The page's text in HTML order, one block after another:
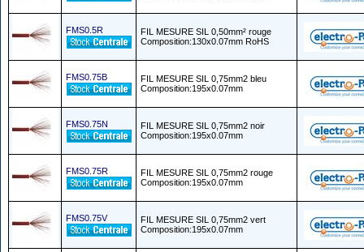
FMS0.5R
FIL MESURE SIL 0,50mm² rouge
Composition:130x0.07mm RoHS
FMS0.75B
FIL MESURE SIL 0,75mm2 bleu
Composition:195x0.07mm
FMS0.75N
FIL MESURE SIL 0,75mm2 noir
Composition:195x0.07mm
FMS0.75R
FIL MESURE SIL 0,75mm2 rouge
Composition:195x0.07mm
FMS0.75V
FIL MESURE SIL 0,75mm2 vert
Composition:195x0.07mm